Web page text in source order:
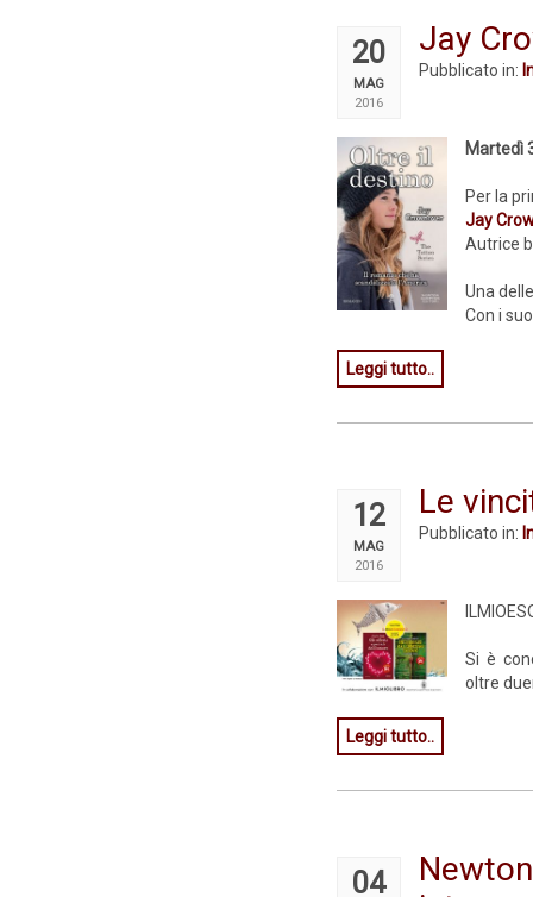
20
MAG
2016
Jay
Pubblicato in:
Martedì
Per la
Jay
Autrice
Una
Con i
Leggi tutto..
12
MAG
2016
Le
Pubblicato in:
Si è
oltre
Leggi tutto..
04